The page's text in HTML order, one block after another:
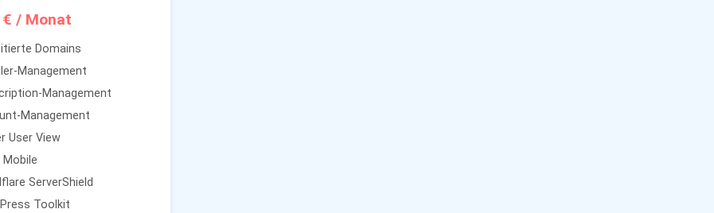
€ / Monat
Domains
Management
Management
Management
User View
ServerShield
Toolkit